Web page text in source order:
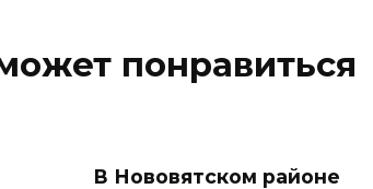
понравиться
В Нововятском районе